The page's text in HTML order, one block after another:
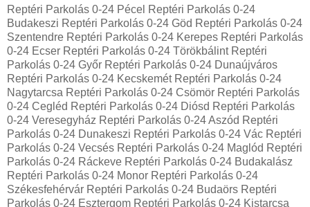
Reptéri Parkolás 0-24 Pécel Reptéri Parkolás 0-24
Budakeszi Reptéri Parkolás 0-24 Göd Reptéri Parkolás 0-24
Szentendre Reptéri Parkolás 0-24 Kerepes Reptéri Parkolás
0-24 Ecser Reptéri Parkolás 0-24 Törökbálint Reptéri
Parkolás 0-24 Győr Reptéri Parkolás 0-24 Dunaújváros
Reptéri Parkolás 0-24 Kecskemét Reptéri Parkolás 0-24
Nagytarcsa Reptéri Parkolás 0-24 Csömör Reptéri Parkolás
0-24 Cegléd Reptéri Parkolás 0-24 Diósd Reptéri Parkolás
0-24 Veresegyház Reptéri Parkolás 0-24 Aszód Reptéri
Parkolás 0-24 Dunakeszi Reptéri Parkolás 0-24 Vác Reptéri
Parkolás 0-24 Vecsés Reptéri Parkolás 0-24 Maglód Reptéri
Parkolás 0-24 Ráckeve Reptéri Parkolás 0-24 Budakalász
Reptéri Parkolás 0-24 Monor Reptéri Parkolás 0-24
Székesfehérvár Reptéri Parkolás 0-24 Budaörs Reptéri
Parkolás 0-24 Esztergom Reptéri Parkolás 0-24 Kistarcsa